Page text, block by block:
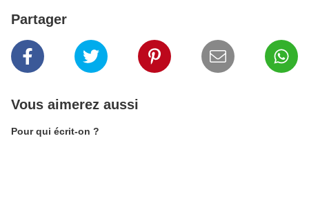
Partager
Vous aimerez aussi
Pour qui écrit-on ?